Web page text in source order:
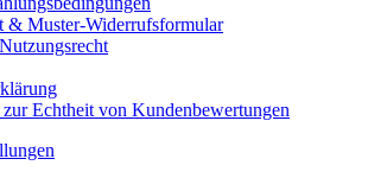
& Muster-Widerrufsformular
Echtheit von Kundenbewertungen